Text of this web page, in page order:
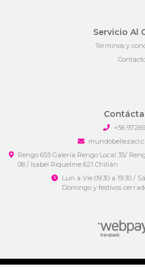
Servicio Al
Términos y
+56
Rengo 655 Galería Rengo Local 35/
08 / Isabel Riquelme 621 Chillán
Lun a Vie 09:30 a 19:30 /
Domingo y festivos